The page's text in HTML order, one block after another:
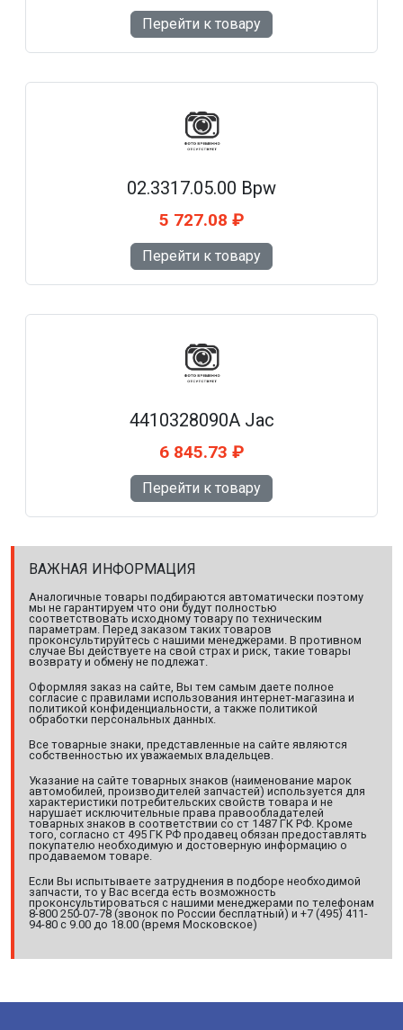
Перейти к товару
02.3317.05.00 Bpw
5 727.08 ₽
Перейти к товару
4410328090A Jac
6 845.73 ₽
Перейти к товару
ВАЖНАЯ ИНФОРМАЦИЯ
Аналогичные товары подбираются автоматически поэтому
мы не гарантируем что они будут полностью
соответствовать исходному товару по техническим
параметрам. Перед заказом таких товаров
проконсультируйтесь с нашими менеджерами. В противном
случае Вы действуете на свой страх и риск, такие товары
возврату и обмену не подлежат.
Оформляя заказ на сайте, Вы тем самым даете полное
согласие с правилами использования интернет-магазина и
политикой конфиденциальности, а также политикой
обработки персональных данных.
Все товарные знаки, представленные на сайте являются
собственностью их уважаемых владельцев.
Указание на сайте товарных знаков (наименование марок
автомобилей, производителей запчастей) используется для
характеристики потребительских свойств товара и не
нарушает исключительные права правообладателей
товарных знаков в соответствии со ст 1487 ГК РФ. Кроме
того, согласно ст 495 ГК РФ продавец обязан предоставлять
покупателю необходимую и достоверную информацию о
продаваемом товаре.
Если Вы испытываете затруднения в подборе необходимой
запчасти, то у Вас всегда есть возможность
проконсультироваться с нашими менеджерами по телефонам
8-800 250-07-78 (звонок по России бесплатный) и +7 (495) 411-
94-80 с 9.00 до 18.00 (время Московское)